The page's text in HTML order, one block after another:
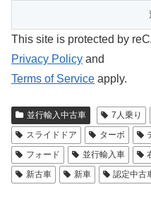
This site is protected by
Privacy Policy and
Terms of Service apply.
並行輸入中古車 7人乗り
スライドドア
ターボ
フォード
並行輸入車
新古車
新車 認定中古